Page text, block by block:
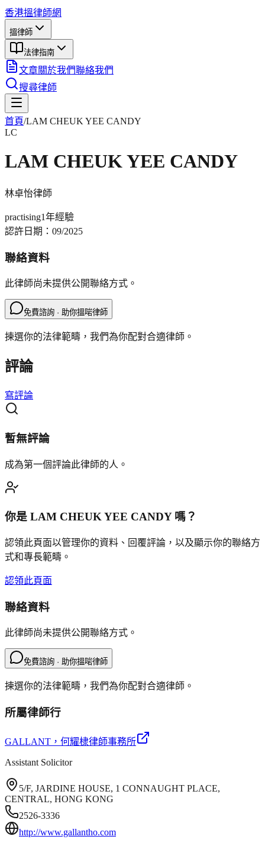
香港搵律師網
搵律師
法律指南
文章關於我們聯絡我們
搜尋律師
首頁/LAM CHEUK YEE CANDY
LC
LAM CHEUK YEE CANDY
林卓怡律師
practising1年經驗
認許日期： 09/2025
聯絡資料
此律師尚未提供公開聯絡方式。
免費諮詢 · 助你搵啱律師
揀選你的法律範疇，我們為你配對合適律師。
評論
寫評論
暫無評論
成為第一個評論此律師的人。
你是 LAM CHEUK YEE CANDY嗎？
認領此頁面以管理你的資料、回覆評論，以及顯示你的聯絡方
式和專長範疇。
認領此頁面
聯絡資料
此律師尚未提供公開聯絡方式。
免費諮詢 · 助你搵啱律師
揀選你的法律範疇，我們為你配對合適律師。
所屬律師行
GALLANT ，何耀棣律師事務所
Assistant Solicitor
5/F, JARDINE HOUSE, 1 CONNAUGHT PLACE,
CENTRAL, HONG KONG
2526-3336
http://www.gallantho.com